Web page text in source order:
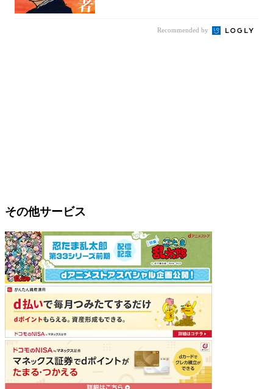
Recommended by
その他サービス